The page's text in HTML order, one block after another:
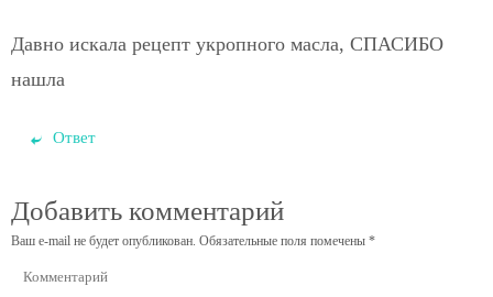
Давно искала рецепт укропного масла, СПАСИБО
нашла
Ответ
Добавить комментарий
Ваш e-mail не будет опубликован. Обязательные поля помечены *